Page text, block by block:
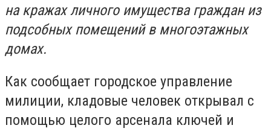
на кражах личного имущества граждан из
подсобных помещений в многоэтажных
домах.
Как сообщает городское управление
милиции, кладовые человек открывал с
помощью целого арсенала ключей и